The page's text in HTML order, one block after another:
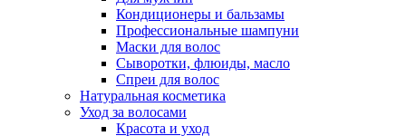
Кондиционеры и бальзамы
Профессиональные шампуни
Маски для волос
Сыворотки, флюиды, масло
Спреи для волос
Натуральная косметика
Уход за волосами
Красота и уход